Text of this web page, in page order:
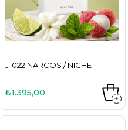
J-022 NARCOS / NICHE
₺1.395,00